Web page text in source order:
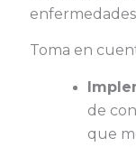
Toma en
de
que